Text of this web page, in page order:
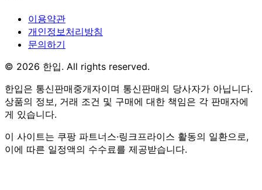
이용약관
개인정보처리방침
문의하기
© 2026 한입. All rights reserved.
한입은 통신판매중개자이며 통신판매의 당사자가 아닙니다.
상품의 정보, 거래 조건 및 구매에 대한 책임은 각 판매자에
게 있습니다.
이 사이트는 쿠팡 파트너스·링크프라이스 활동의 일환으로,
이에 따른 일정액의 수수료를 제공받습니다.